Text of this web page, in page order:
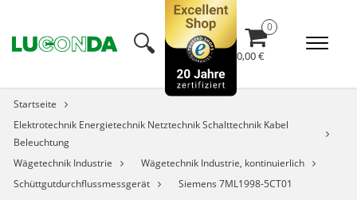
🔍︎ 0,00 €
Startseite
Elektrotechnik Energietechnik Netztechnik Schalttechnik Kabel
Beleuchtung
Wägetechnik Industrie
Wägetechnik Industrie, kontinuierlich
Schüttgutdurchflussmessgerät
Siemens 7ML1998-5CT01